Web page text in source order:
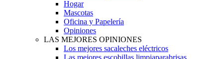
Hogar
Mascotas
Oficina y Papelería
Opiniones
LAS MEJORES OPINIONES
Los mejores sacaleches eléctricos
Las mejores escobillas limpiaparabrisas